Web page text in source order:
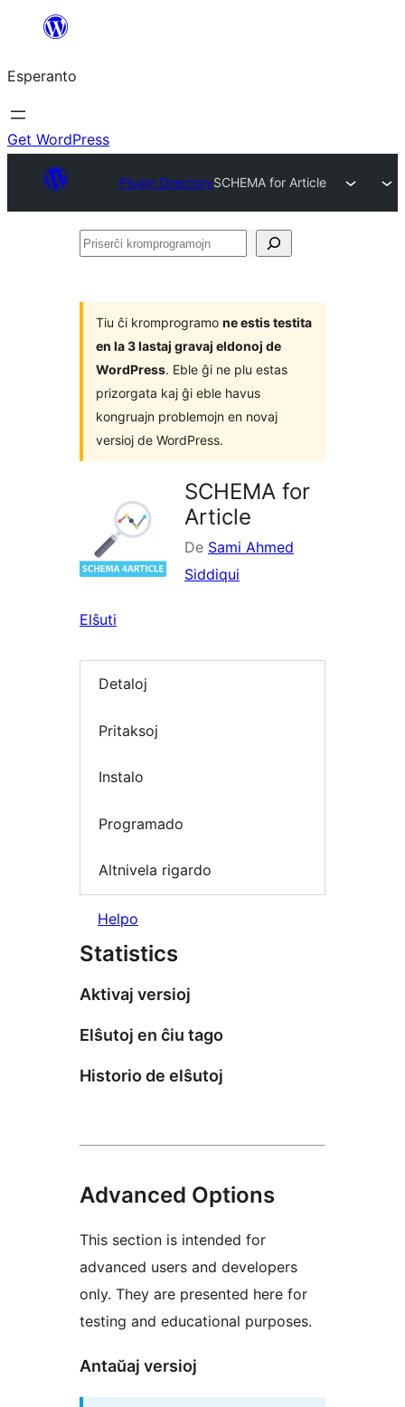
al
la
enhavo
Esperanto
Get WordPress
Plugin DirectorySCHEMA for Article
Priserĉi
Tiu ĉi kromprogramo ne estis testita
en la 3 lastaj gravaj eldonoj de
WordPress. Eble ĝi ne plu estas
prizorgata kaj ĝi eble havus
kongruajn problemojn en novaj
versioj de WordPress.
SCHEMA for
Article
De Sami Ahmed
Siddiqui
Elŝuti
Detaloj
Pritaksoj
Instalo
Programado
Altnivela rigardo
Helpo
Statistics
Aktivaj versioj
Elŝutoj en ĉiu tago
Historio de elŝutoj
Advanced Options
This section is intended for
advanced users and developers
only. They are presented here for
testing and educational purposes.
Antaŭaj versioj